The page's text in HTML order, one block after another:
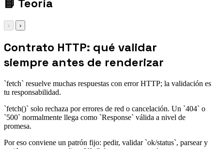
‹ ›
Contrato HTTP: qué validar
siempre antes de renderizar
`fetch` resuelve muchas respuestas con error HTTP; la validación es
tu responsabilidad.
`fetch()` solo rechaza por errores de red o cancelación. Un `404` o
`500` normalmente llega como `Response` válida a nivel de
promesa.
Por eso conviene un patrón fijo: pedir, validar `ok/status`, parsear y